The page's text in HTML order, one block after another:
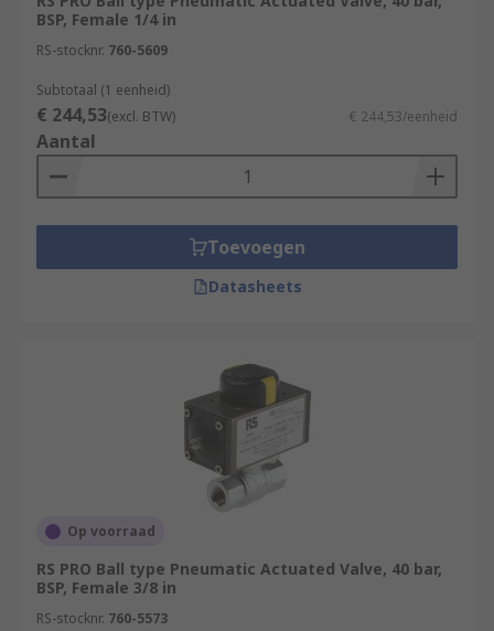
BSP, Female 1/4 in
RS-stocknr. 760-5609
Subtotaal (1 eenheid)
€ 244,53(excl. BTW) € 244,53/eenheid
Aantal
Toevoegen
Datasheets
Op voorraad
RS PRO Ball type Pneumatic Actuated Valve, 40 bar,
BSP, Female 3/8 in
RS-stocknr. 760-5573